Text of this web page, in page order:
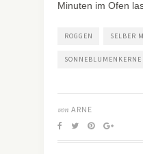
Minuten im Ofen
ROGGEN SELBER
SONNEBLUMENKERNE
von ARNE